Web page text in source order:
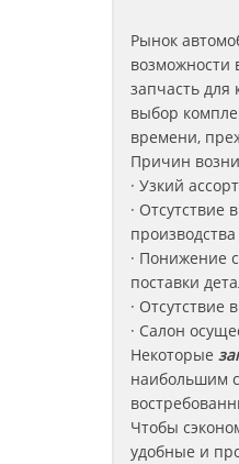
Рынок
возможности
запчасть
выбор
времени,
Причин
· Узкий
·
· Понижение
поставки
· Отсутствие
· Салон
Некоторые
наибольшим
Чтобы
удобные и